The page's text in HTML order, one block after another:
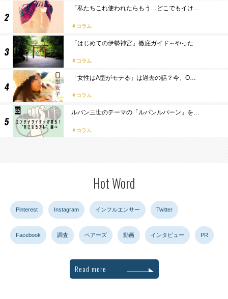
「私たちこれ使われたらもう…どこでもイけ…
コラム
「はじめての伊勢神宮」徹底ガイド～やった…
コラム
「女性はA型がモテる」は過去の話？今、O…
コラム
ルパン三世のテーマの「ルパンルパーン」を…
コラム
Hot Word
Pinterest Instagram インフルエンサー Twitter
Facebook 調査 ペアーズ 動画 インタビュー PR
Read more